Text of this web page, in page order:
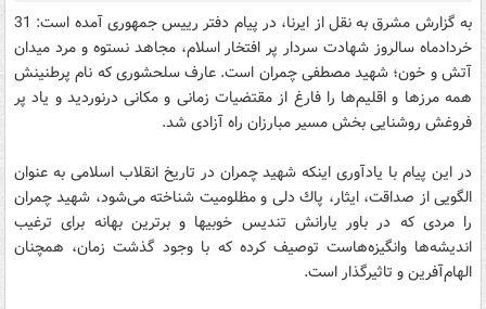
به گزارش مشرق به نقل از ایرنا، در پیام دفتر رییس جمهوری آمده است: 31
خردادماه سالروز شهادت سردار پر افتخار اسلام، مجاهد نستوه و مرد میدان
آتش و خون؛ شهید مصطفی چمران است. عارف سلحشوری كه نام پرطنینش
همه مرزها و اقلیم‌ها را فارغ از مقتضیات زمانی و مكانی درنوردید و یاد پر
فروغش روشنایی بخش مسیر مبارزان راه آزادی شد.
در این پیام با یادآوری اینكه شهید چمران در تاریخ انقلاب اسلامی به عنوان
الگویی از صداقت، ایثار، پاك دلی و مظلومیت شناخته می‌شود، شهید چمران
را مردی كه در باور یارانش تندیس خوبیها و برترین بهانه برای ترغیب
اندیشه‌ها وانگیزه‌هاست توصیف كرده كه با وجود گذشت زمان، همچنان
الهام‌آفرین و تاثیرگذار است.